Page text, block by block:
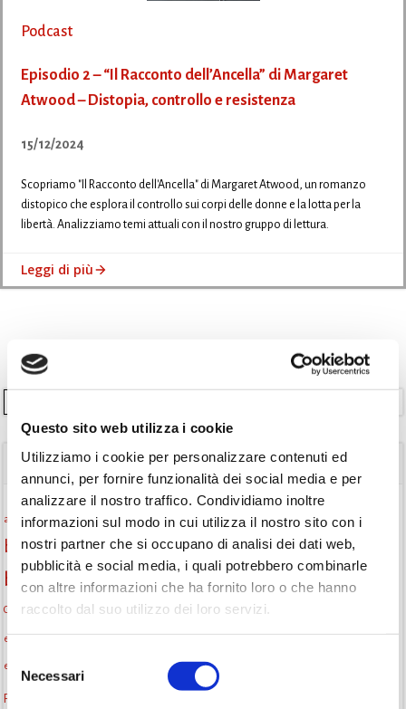
Questo sito web utilizza i cookie
Utilizziamo i cookie per personalizzare contenuti ed
annunci, per fornire funzionalità dei social media e per
analizzare il nostro traffico. Condividiamo inoltre
informazioni sul modo in cui utilizza il nostro sito con i
nostri partner che si occupano di analisi dei dati web,
pubblicità e social media, i quali potrebbero combinarle
con altre informazioni che ha fornito loro o che hanno
raccolto dal suo utilizzo dei loro servizi.
del
consenso
Necessari
Podcast
Episodio 2 – “Il Racconto dell’Ancella” di Margaret
Atwood – Distopia, controllo e resistenza
15/12/2024
Scopriamo "Il Racconto dell'Ancella" di Margaret Atwood, un romanzo
distopico che esplora il controllo sui corpi delle donne e la lotta per la
libertà. Analizziamo temi attuali con il nostro gruppo di lettura.
Leggi di più
TAGS
attività per bambini Attività per ragazzi Autore bambini
biblioteca biblioteca di Monselice
biblioteca Monselice Biblioteca San Biagio
Centro per il libro e la lettura cepell cittàchelegge cultura
eventi biblioteca eventi culturali eventi culturali Monselice
eventi in biblioteca eventi Monselice eventi per famiglie
Fiaccole della lettura gruppo di lettura